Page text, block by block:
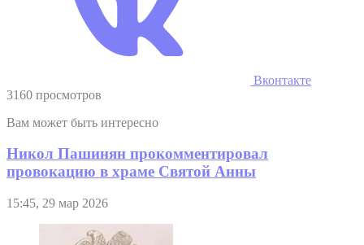
Вконтакте
3160 просмотров
Вам может быть интересно
Никол Пашинян прокомментировал
провокацию в храме Святой Анны
15:45, 29 мар 2026